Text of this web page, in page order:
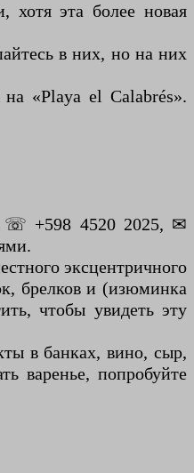
эта более новая
в них, но на них
«Playa el Calabrés».
☏ +598 4520 2025, ✉
эксцентричного
брелков и (изюминка
чтобы увидеть эту
в банках, вино, сыр,
варенье, попробуйте